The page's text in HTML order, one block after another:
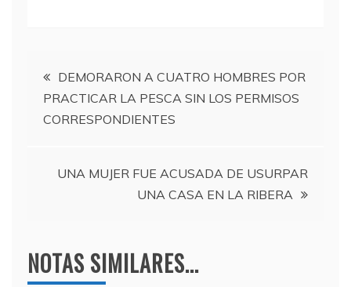
b
o
o
a
m
A
p
p
Navegación
de
DEMORARON A CUATRO HOMBRES POR
PRACTICAR LA PESCA SIN LOS PERMISOS
CORRESPONDIENTES
UNA MUJER FUE ACUSADA DE USURPAR
UNA CASA EN LA RIBERA
NOTAS SIMILARES...